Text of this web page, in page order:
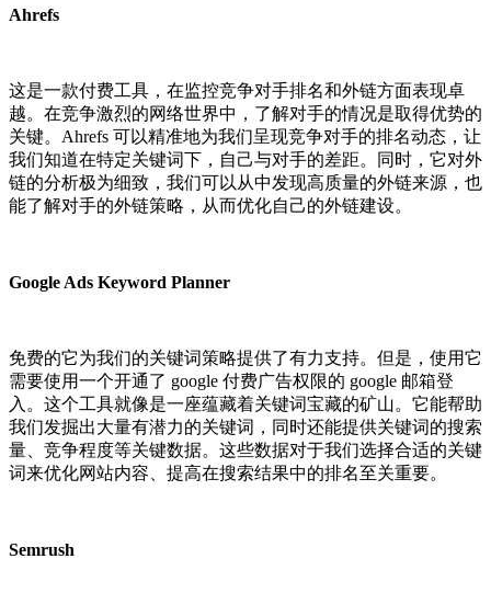
Ahrefs
这是一款付费工具，在监控竞争对手排名和外链方面表现卓
越。在竞争激烈的网络世界中，了解对手的情况是取得优势的
关键。Ahrefs 可以精准地为我们呈现竞争对手的排名动态，让
我们知道在特定关键词下，自己与对手的差距。同时，它对外
链的分析极为细致，我们可以从中发现高质量的外链来源，也
能了解对手的外链策略，从而优化自己的外链建设。
Google Ads Keyword Planner
免费的它为我们的关键词策略提供了有力支持。但是，使用它
需要使用一个开通了 google 付费广告权限的 google 邮箱登
入。这个工具就像是一座蕴藏着关键词宝藏的矿山。它能帮助
我们发掘出大量有潜力的关键词，同时还能提供关键词的搜索
量、竞争程度等关键数据。这些数据对于我们选择合适的关键
词来优化网站内容、提高在搜索结果中的排名至关重要。
Semrush